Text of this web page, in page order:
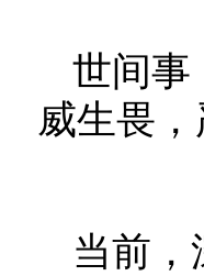
世间事
威生畏
当前